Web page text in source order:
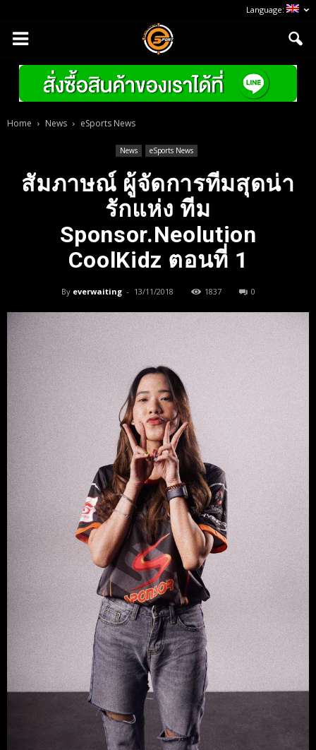
Language:
Home News eSports News
News eSports News
สัมภาษณ์ ผู้จัดการทีมสุดน่า
รักแห่ง ทีม
Sponsor.Neolution
CoolKidz ตอนที่ 1
By everwaiting - 13/11/2018 1837 0